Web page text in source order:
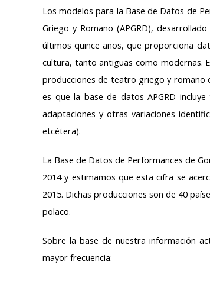
Los modelos para la Base de Datos de
Griego y Romano (APGRD),
últimos quince años, que proporciona
cultura, tanto antiguas como modernas.
producciones de teatro griego y romano
es que la base de datos APGRD
adaptaciones y otras variaciones
etcétera).
La Base de Datos de Performances de
2014 y estimamos que esta cifra se
2015. Dichas producciones son de 40
polaco.
Sobre la base de nuestra información
mayor frecuencia: